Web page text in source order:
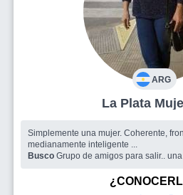
ARG
La Plata
Simplemente una mujer. Coherente,
medianamente inteligente ...
Busco
Grupo de